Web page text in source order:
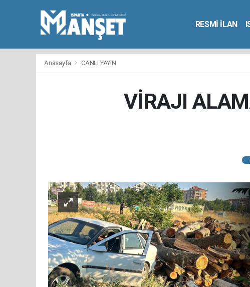
RESMİ İLAN
Anasayfa CANLI YAYIN
VİRAJI